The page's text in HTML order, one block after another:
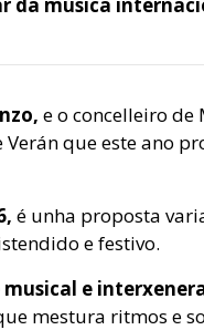
e o concelleiro de
que este ano
é unha proposta
e festivo.
e
mestura ritmos e